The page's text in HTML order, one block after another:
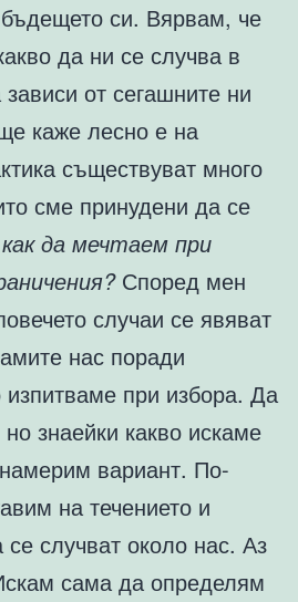
си. Вярвам, че
да ни се случва в
от сегашните ни
каже лесно е на
съществуват много
сме принудени да се
да мечтаем при
Според мен
случаи се явяват
нас поради
изпитваме при избора. Да
знаейки какво искаме
вариант. По-
на течението и
случват около нас. Аз
сама да определям